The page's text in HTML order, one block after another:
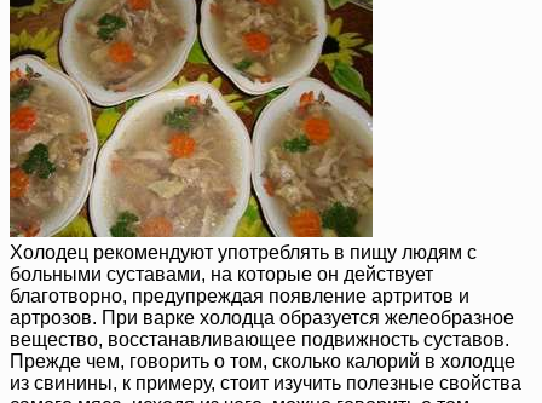
Холодец рекомендуют употреблять в пищу людям с
больными суставами, на которые он действует
благотворно, предупреждая появление артритов и
артрозов. При варке холодца образуется желеобразное
вещество, восстанавливающее подвижность суставов.
Прежде чем, говорить о том, сколько калорий в холодце
из свинины, к примеру, стоит изучить полезные свойства